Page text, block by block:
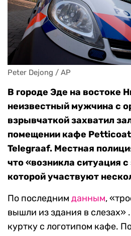
Peter Dejong / AP
В городе Эде на востоке
неизвестный мужчина с
взрывчаткой захватил
помещении кафе
Telegraaf. Местная
что «возникла ситуация
которой участвуют
По последним данным,
вышли из здания в слезах»
куртку с логотипом кафе.